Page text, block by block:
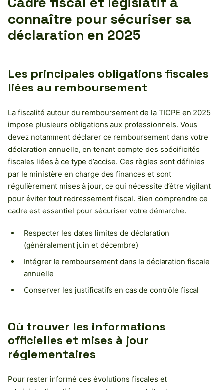
connaître pour sécuriser sa
déclaration en 2025
Les principales obligations fiscales
liées au remboursement
La fiscalité autour du remboursement de la TICPE en 2025
impose plusieurs obligations aux professionnels. Vous
devez notamment déclarer ce remboursement dans votre
déclaration annuelle, en tenant compte des spécificités
fiscales liées à ce type d’accise. Ces règles sont définies
par le ministère en charge des finances et sont
régulièrement mises à jour, ce qui nécessite d’être vigilant
pour éviter tout redressement fiscal. Bien comprendre ce
cadre est essentiel pour sécuriser votre démarche.
Respecter les dates limites de déclaration
(généralement juin et décembre)
Intégrer le remboursement dans la déclaration fiscale
annuelle
Conserver les justificatifs en cas de contrôle fiscal
Où trouver les informations
officielles et mises à jour
réglementaires
Pour rester informé des évolutions fiscales et